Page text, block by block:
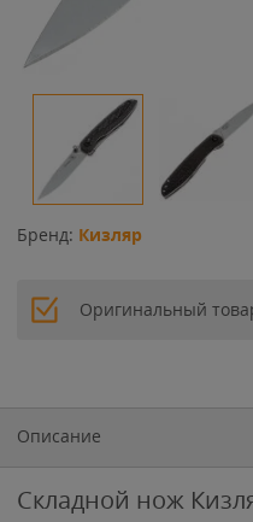
Бренд: Кизляр
Оригинальный
Описание
Складной нож